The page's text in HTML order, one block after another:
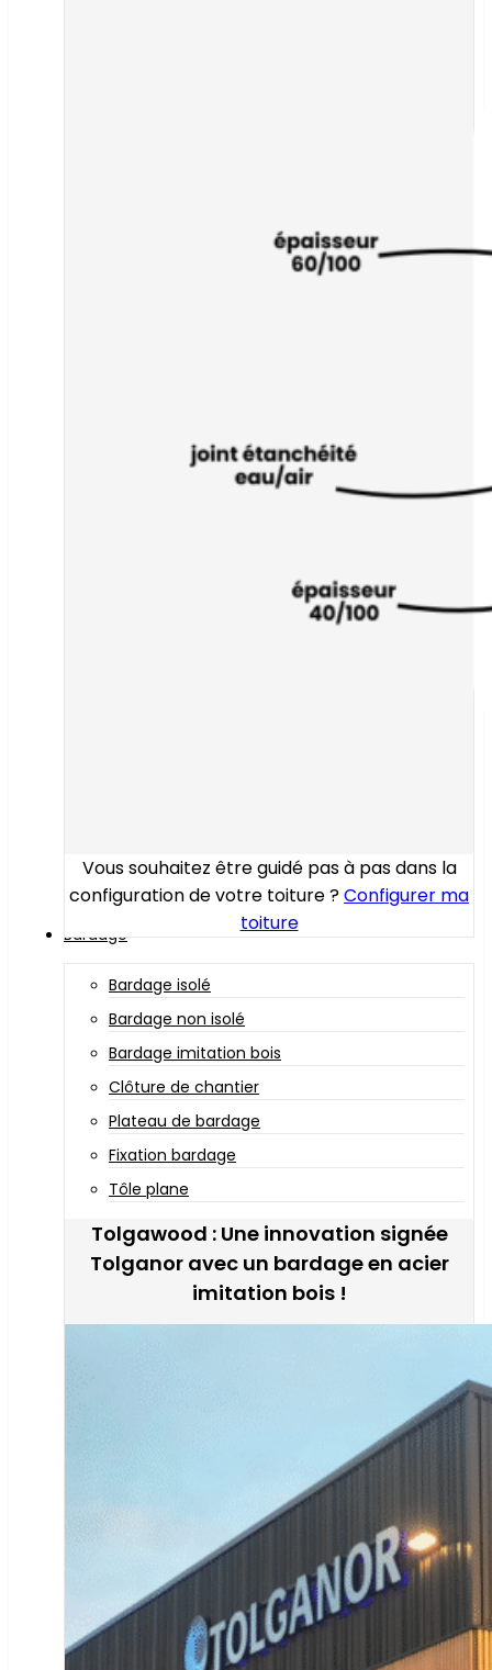
Vous souhaitez être guidé pas à pas dans la
configuration de votre toiture ?Configurer ma
toiture
Bardage
Bardage isolé
Bardage non isolé
Bardage imitation bois
Clôture de chantier
Plateau de bardage
Fixation bardage
Tôle plane
Tolgawood : Une innovation signée
Tolganor avec un bardage en acier
imitation bois !